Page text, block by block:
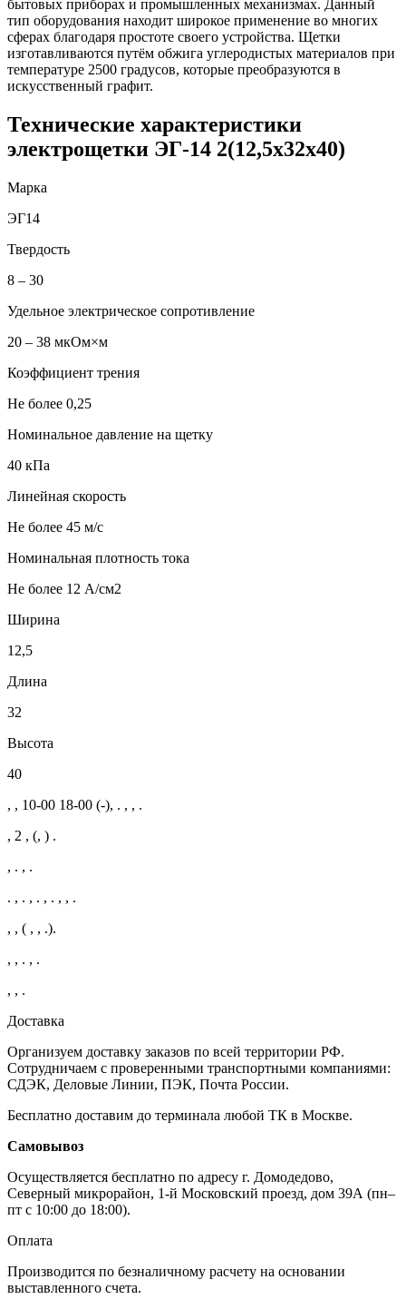
бытовых приборах и промышленных механизмах. Данный
тип оборудования находит широкое применение во многих
сферах благодаря простоте своего устройства. Щетки
изготавливаются путём обжига углеродистых материалов при
температуре 2500 градусов, которые преобразуются в
искусственный графит.
Технические характеристики
электрощетки ЭГ-14 2(12,5x32x40)
Марка
ЭГ14
Твердость
8 – 30
Удельное электрическое сопротивление
20 – 38 мкОм×м
Коэффициент трения
Не более 0,25
Номинальное давление на щетку
40 кПа
Линейная скорость
Не более 45 м/с
Номинальная плотность тока
Не более 12 А/см2
Ширина
12,5
Длина
32
Высота
40
, , 10-00 18-00 (-), . , , .
, 2 , (, ) .
, . , .
. , . , . , . , , .
, , ( , , .).
, , . , .
, , .
Доставка
Организуем доставку заказов по всей территории РФ.
Сотрудничаем с проверенными транспортными компаниями:
СДЭК, Деловые Линии, ПЭК, Почта России.
Бесплатно доставим до терминала любой ТК в Москве.
Самовывоз
Осуществляется бесплатно по адресу г. Домодедово,
Северный микрорайон, 1-й Московский проезд, дом 39А (пн–
пт с 10:00 до 18:00).
Оплата
Производится по безналичному расчету на основании
выставленного счета.